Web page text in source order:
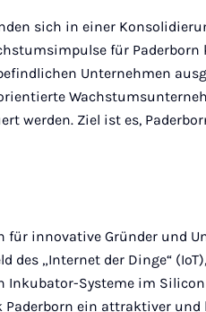
sich in einer
für
Unterneh­men
werden. Ziel ist es,
für innovative Gründer und
des „Internet der Dinge“
Inkubator-Systeme im Silicon
Paderborn ein attraktiver und